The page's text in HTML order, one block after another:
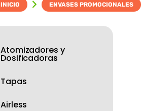
INICIO ENVASES PROMOCIONALES
Atomizadores y
Dosificadoras
Tapas
Airless